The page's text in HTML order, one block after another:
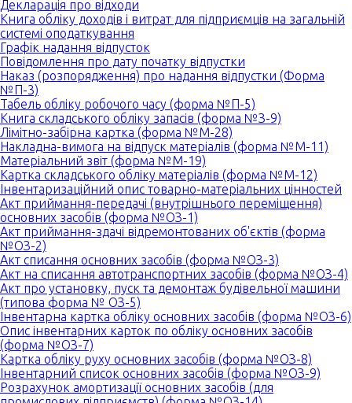
Декларація про відходи
Книга обліку доходів і витрат для підприємців на загальній
системі оподаткування
Графік надання відпусток
Повідомлення про дату початку відпустки
Наказ (розпорядження) про надання відпустки (Форма
№П-3)
Табель обліку робочого часу (форма №П-5)
Книга складського обліку запасів (форма №З-9)
Лімітно-забірна картка (форма №М-28)
Накладна-вимога на відпуск матеріалів (форма №М-11)
Матеріальний звіт (форма №М-19)
Картка складського обліку матеріалів (форма №М-12)
Інвентаризаційний опис товарно-матеріальних цінностей
Акт приймання-передачі (внутрішнього переміщення)
основних засобів (форма №ОЗ-1)
Акт приймання-здачі відремонтованих об'єктів (форма
№ОЗ-2)
Акт списання основних засобів (форма №ОЗ-3)
Акт на списання автотранспортних засобів (форма №ОЗ-4)
Акт про установку, пуск та демонтаж будівельної машини
(типова форма № ОЗ-5)
Інвентарна картка обліку основних засобів (форма №ОЗ-6)
Опис інвентарних карток по обліку основних засобів
(форма №ОЗ-7)
Картка обліку руху основних засобів (форма №OЗ-8)
Інвентарний список основних засобів (форма №ОЗ-9)
Розрахунок амортизації основних засобів (для